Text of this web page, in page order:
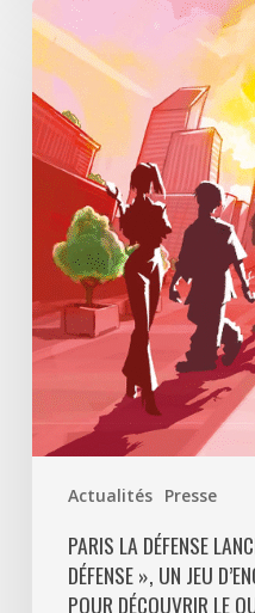
Actualités Presse
Paris
La
Défense
lance
«
Disparition
Défense
un
jeu
d’enquête
à
ciel
découvrir
quartier
PARIS LA DÉFENSE
DÉFENSE », UN JEU
POUR DÉCOUVRIR LE